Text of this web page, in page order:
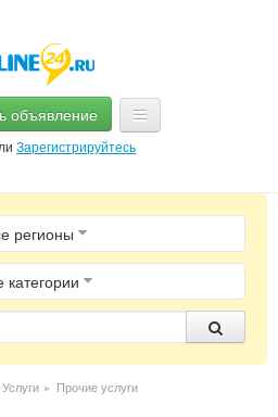
объявление
Зарегистрируйтесь
Главная
Помощь
Услуги
Магазины
регионы
категории
Услуги ▸ Прочие услуги